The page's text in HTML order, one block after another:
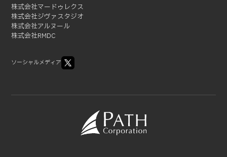
2021-02 (1)
株式会社マードゥレクス
株式会社ジヴァスタジオ
株式会社アルヌール
株式会社RMDC
ソーシャルメディア